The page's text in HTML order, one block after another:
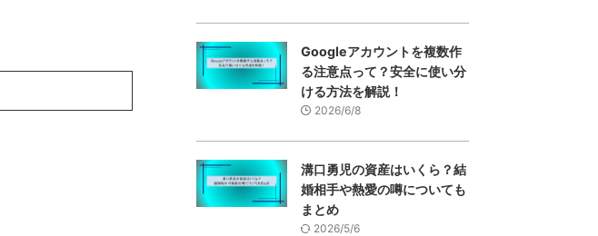
Googleアカウントを複数作
る注意点って？安全に使い分
ける方法を解説！
2026/6/8
溝口勇児の資産はいくら？結
婚相手や熱愛の噂についても
まとめ
2026/5/6